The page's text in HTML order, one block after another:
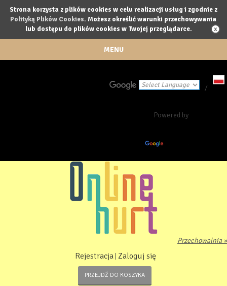
Strona korzysta z plików cookies w celu realizacji usług i zgodnie z
Polityką Plików Cookies. Możesz określić warunki przechowywania
lub dostępu do plików cookies w Twojej przeglądarce.
MENU
Powered by
/
Przechowalnia »
Rejestracja Zaloguj się
PRZEJDŹ DO KOSZYKA